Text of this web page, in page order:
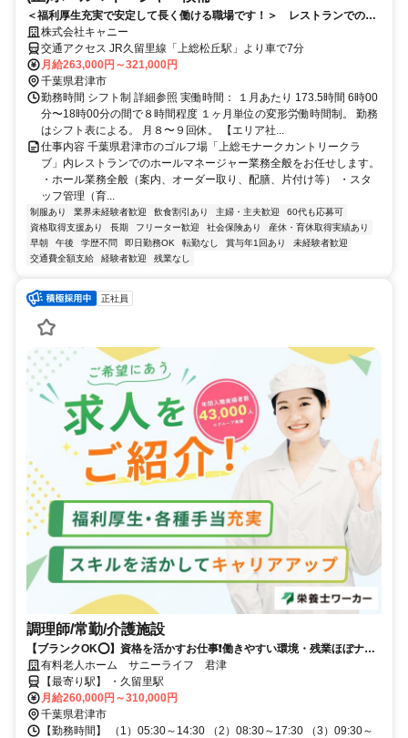
＜福利厚生充実で安定して長く働ける職場です！＞ レストランでのホ
ールマネージャー候補募集
株式会社キャニー
交通アクセス JR久留里線「上総松丘駅」より車で7分
月給263,000円～321,000円
千葉県君津市
勤務時間 シフト制 詳細参照 実働時間： １月あたり 173.5時間 6時00
分〜18時00分の間で８時間程度 １ヶ月単位の変形労働時間制。 勤務
はシフト表による。 ⽉８〜９回休。 【エリア社...
仕事内容 千葉県君津市のゴルフ場「上総モナークカントリークラ
ブ」内レストランでのホールマネージャー業務全般をお任せします。
・ホール業務全般（案内、オーダー取り、配膳、片付け等） ・スタ
ッフ管理（育...
制服あり 業界未経験者歓迎 飲食割引あり 主婦・主夫歓迎
60代も応募可
資格取得支援あり
長期 フリーター歓迎 社会保険あり
産休・育休取得実績あり
早朝
午後 学歴不問 即日勤務OK 転勤なし 賞与年1回あり
未経験者歓迎
交通費全額支給
経験者歓迎 残業なし
正社員
調理師/常勤/介護施設
【ブランクOK⭕️】資格を活かすお仕事❗️働きやすい環境・残業ほぼナシ
✨ 有料老人ホーム サニーライフ 君津
【最寄り駅】 ・久留里駅
月給260,000円～310,000円
千葉県君津市
【勤務時間】 （1）05:30～14:30 （2）08:30～17:30 （3）09:30～